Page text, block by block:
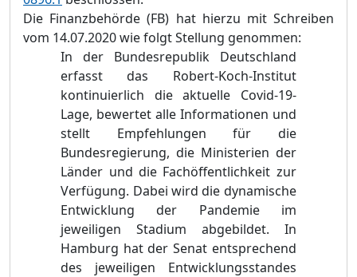
Die Finanzbehörde (FB) hat hierzu mit Schreiben
vom 14.07.2020 wie folgt Stellung genommen:
In der Bundesrepublik Deutschland
erfasst das Robert-Koch-Institut
kontinuierlich die aktuelle Covid-19-
Lage, bewertet alle Informationen und
stellt Empfehlungen für die
Bundesregierung, die Ministerien der
Länder und die Fachöffentlichkeit zur
Verfügung. Dabei wird die dynamische
Entwicklung der Pandemie im
jeweiligen Stadium abgebildet. In
Hamburg hat der Senat entsprechend
des jeweiligen Entwicklungsstandes